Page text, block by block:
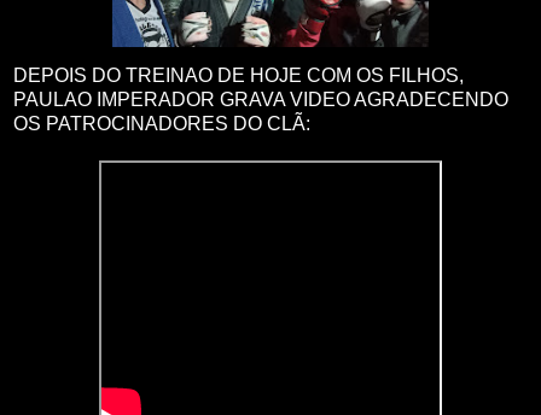
DEPOIS DO TREINAO DE HOJE COM OS FILHOS,
PAULAO IMPERADOR GRAVA VIDEO AGRADECENDO
OS PATROCINADORES DO CLÃ: